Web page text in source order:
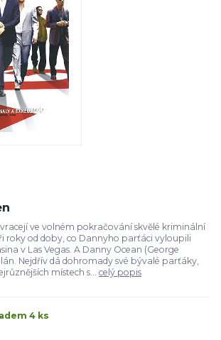
ve volném pokračování skvělé kriminální
roky od doby, co Dannyho parťáci vyloupili
v Las Vegas. A Danny Ocean (George
Nejdřív dá dohromady své bývalé parťáky,
místech s... celý popis
4 ks